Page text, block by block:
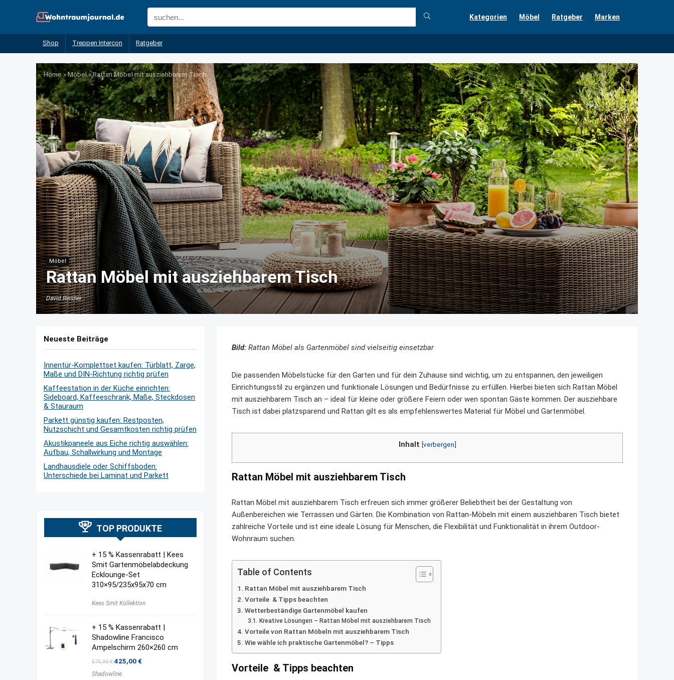
Kategorien Möbel Ratgeber Marken
Shop Treppen Intercon Ratgeber
Home»Möbel»Rattan Möbel mit ausziehbarem Tisch
Möbel
Rattan Möbel mit ausziehbarem Tisch
David Reisner
Bild: Rattan Möbel als Gartenmöbel sind vielseitig einsetzbar
Die passenden Möbelstücke für den Garten und für dein Zuhause sind wichtig, um zu entspannen, den jeweiligen
Einrichtungsstil zu ergänzen und funktionale Lösungen und Bedürfnisse zu erfüllen. Hierbei bieten sich Rattan Möbel
mit ausziehbarem Tisch an – ideal für kleine oder größere Feiern oder wen spontan Gäste kommen. Der ausziehbare
Tisch ist dabei platzsparend und Rattan gilt es als empfehlenswertes Material für Möbel und Gartenmöbel.
Inhalt [verbergen]
Rattan Möbel mit ausziehbarem Tisch
Rattan Möbel mit ausziehbarem Tisch erfreuen sich immer größerer Beliebtheit bei der Gestaltung von
Außenbereichen wie Terrassen und Gärten. Die Kombination von Rattan-Möbeln mit einem ausziehbaren Tisch bietet
zahlreiche Vorteile und ist eine ideale Lösung für Menschen, die Flexibilität und Funktionalität in ihrem Outdoor-
Wohnraum suchen.
Table of Contents
Rattan Möbel mit ausziehbarem Tisch
Vorteile & Tipps beachten
Wetterbeständige Gartenmöbel kaufen
Kreative Lösungen – Rattan Möbel mit ausziehbarem Tisch
Vorteile von Rattan Möbeln mit ausziehbarem Tisch
Wie wähle ich praktische Gartenmöbel? – Tipps
Vorteile & Tipps beachten
Neueste Beiträge
Innentür-Komplettset kaufen: Türblatt, Zarge,
Maße und DIN-Richtung richtig prüfen
Kaffeestation in der Küche einrichten:
Sideboard, Kaffeeschrank, Maße, Steckdosen
& Stauraum
Parkett günstig kaufen: Restposten,
Nutzschicht und Gesamtkosten richtig prüfen
Akustikpaneele aus Eiche richtig auswählen:
Aufbau, Schallwirkung und Montage
Landhausdiele oder Schiffsboden:
Unterschiede bei Laminat und Parkett
TOP PRODUKTE
+ 15 % Kassenrabatt | Kees
Smit Gartenmöbelabdeckung
Ecklounge-Set
310×95/235x95x70 cm
Kees Smit Kollektion
+ 15 % Kassenrabatt |
Shadowline Francisco
Ampelschirm 260×260 cm
575,00€ Ursprünglicher
war:
425,00€Aktueller
Shadowline